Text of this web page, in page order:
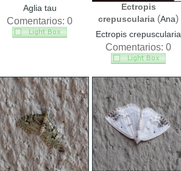
Aglia tau
Comentarios: 0
Ectropis
crepuscularia (Ana)
Ectropis crepuscularia
Comentarios: 0